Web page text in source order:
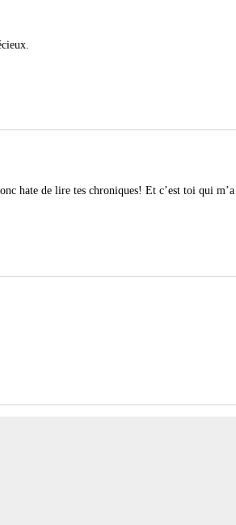
hate de lire tes chroniques! Et c’est toi qui m’a